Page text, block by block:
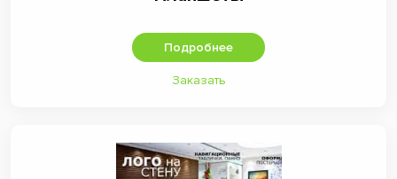
Подробнее
Заказать